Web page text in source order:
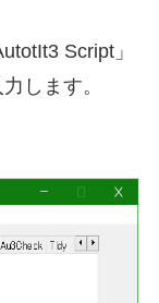
Script」
します。